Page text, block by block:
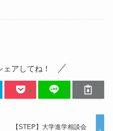
アしてね！
【STEP】大学進学相談会